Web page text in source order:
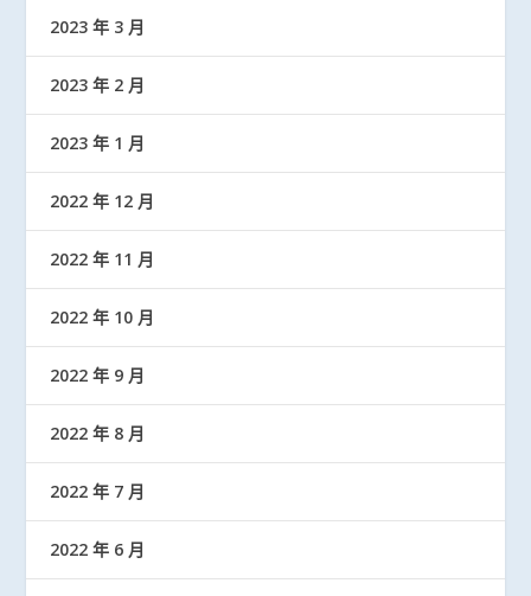
2023 年 3 月
2023 年 2 月
2023 年 1 月
2022 年 12 月
2022 年 11 月
2022 年 10 月
2022 年 9 月
2022 年 8 月
2022 年 7 月
2022 年 6 月